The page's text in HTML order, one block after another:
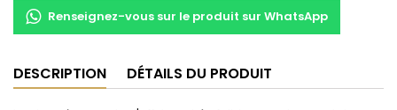
Renseignez-vous sur le produit sur WhatsApp
DESCRIPTION DÉTAILS DU PRODUIT